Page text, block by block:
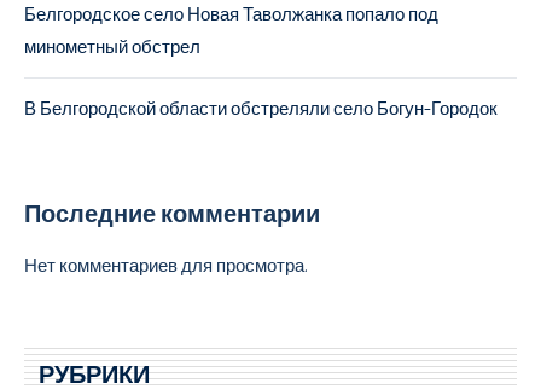
Белгородское село Новая Таволжанка попало под
минометный обстрел
В Белгородской области обстреляли село Богун-Городок
Последние комментарии
Нет комментариев для просмотра.
РУБРИКИ